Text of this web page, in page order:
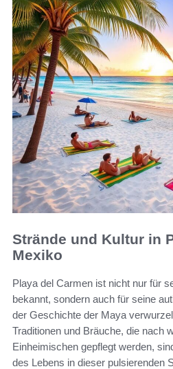
Strände und Kultur in
Mexiko
Playa del Carmen ist nicht nur für
bekannt, sondern auch für seine
der Geschichte der Maya
Traditionen und Bräuche, die nach
Einheimischen gepflegt werden,
des Lebens in dieser pulsierenden